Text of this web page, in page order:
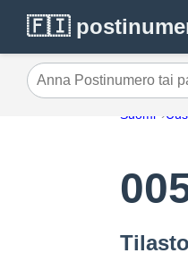
🇫🇮
Anna Postinumero tai
Suomi